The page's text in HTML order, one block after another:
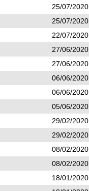
25/07/
25/07/
22/07/
27/06/
27/06/
06/06/
06/06/
05/06/
29/02/
29/02/
08/02/
08/02/
18/01/